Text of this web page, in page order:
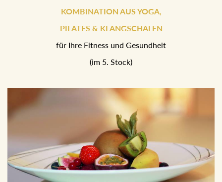
KOMBINATION AUS YOGA,
PILATES & KLANGSCHALEN
für Ihre Fitness und Gesundheit
(im 5. Stock)